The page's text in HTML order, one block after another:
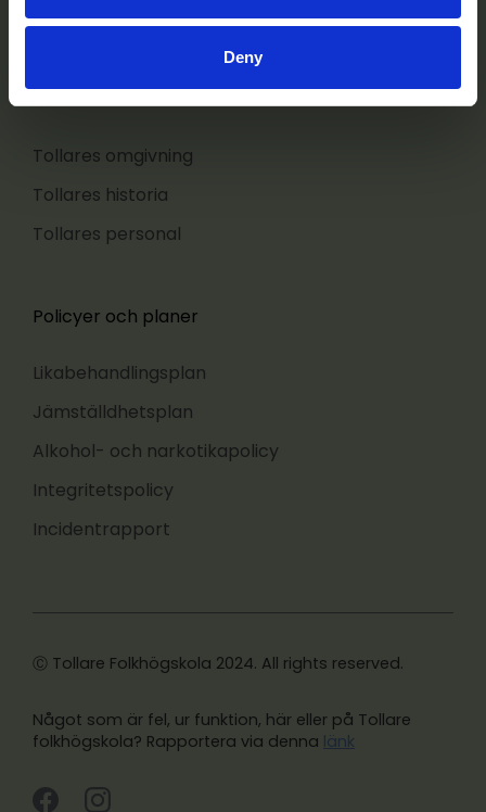
Deny
FAQ
Tollares omgivning
Tollares historia
Tollares personal
Policyer och planer
Likabehandlingsplan
Jämställdhetsplan
Alkohol- och narkotikapolicy
Integritetspolicy
Incidentrapport
Ⓒ Tollare Folkhögskola 2024. All rights reserved.
Något som är fel, ur funktion, här eller på Tollare
folkhögskola? Rapportera via denna länk